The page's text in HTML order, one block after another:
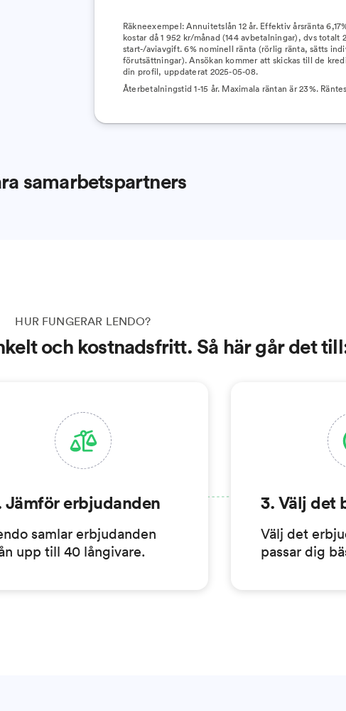
Räkneexempel: Annuitetslån 12 år. Effektiv årsränta
kostar då 1 952 kr/månad (144 avbetalningar), dvs totalt
start-/aviavgift. 6% nominell ränta (rörlig ränta, sätts
förutsättningar). Ansökan kommer att skickas till de
din profil, uppdaterat 2025-05-08.
Återbetalningstid 1-15 år. Maximala räntan är 23%.
samarbetspartners
HUR FUNGERAR LENDO?
och kostnadsfritt. Så här går det
Jämför erbjudanden
samlar erbjudanden
upp till 40 långivare.
3. Välj det
Välj det
passar dig